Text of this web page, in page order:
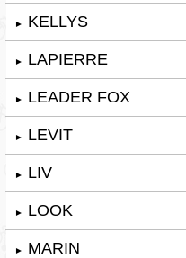
► KELLYS
► LAPIERRE
► LEADER FOX
► LEVIT
► LIV
► LOOK
► MARIN